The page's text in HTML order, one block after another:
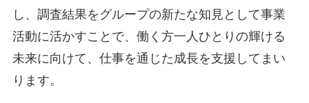
し、調査結果をグループの新たな知見として事業
活動に活かすことで、働く方一人ひとりの輝ける
未来に向けて、仕事を通じた成長を支援してまい
ります。